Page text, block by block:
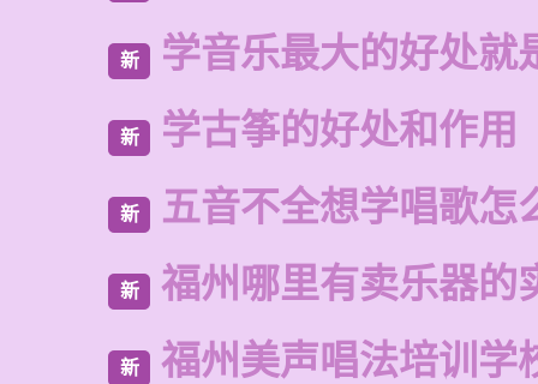
新 学音乐最大的好处就
新 学古筝的好处和作用
新 五音不全想学唱歌怎
新 福州哪里有卖乐器的
新 福州美声唱法培训学